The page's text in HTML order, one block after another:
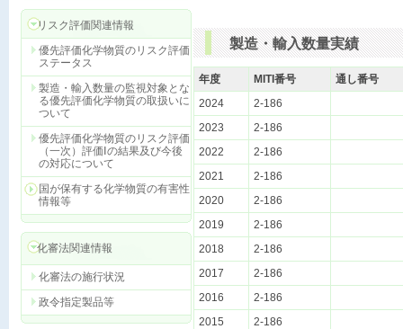
リスク評価関連情報
優先評価化学物質のリスク評価
ステータス
製造・輸入数量の監視対象とな
る優先評価化学物質の取扱いに
ついて
優先評価化学物質のリスク評価
（一次）評価Ⅰの結果及び今後
の対応について
国が保有する化学物質の有害性
情報等
化審法関連情報
化審法の施行状況
政令指定製品等
製造・輸入数量実績
年度 MITI番号
通し番号
2024
2-186
2023
2-186
2022
2-186
2021
2-186
2020
2-186
2019
2-186
2018
2-186
2017
2-186
2016
2-186
2015
2-186